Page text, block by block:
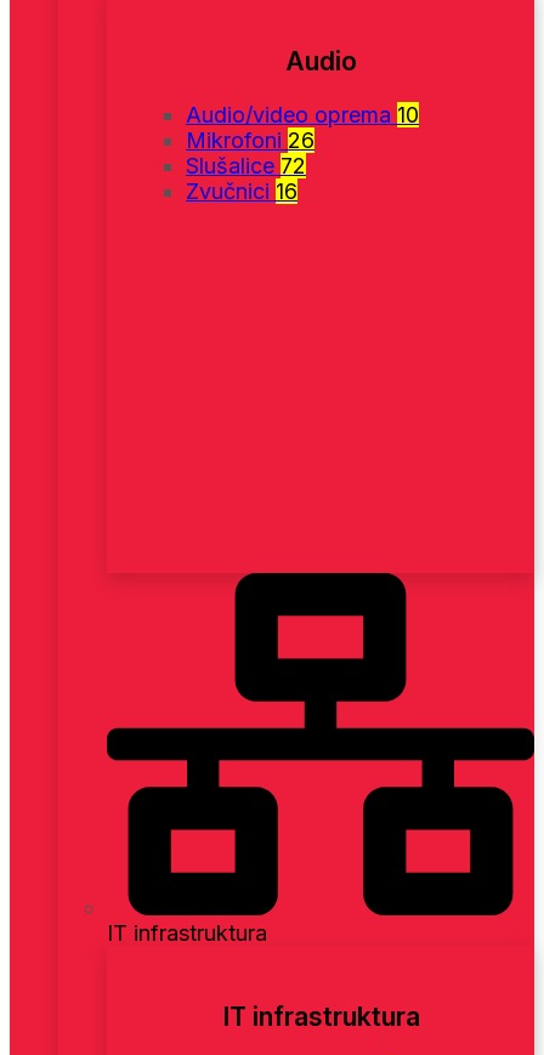
Audio
Audio/video oprema 10
Mikrofoni 26
Slušalice 72
Zvučnici 16
IT infrastruktura
IT infrastruktura